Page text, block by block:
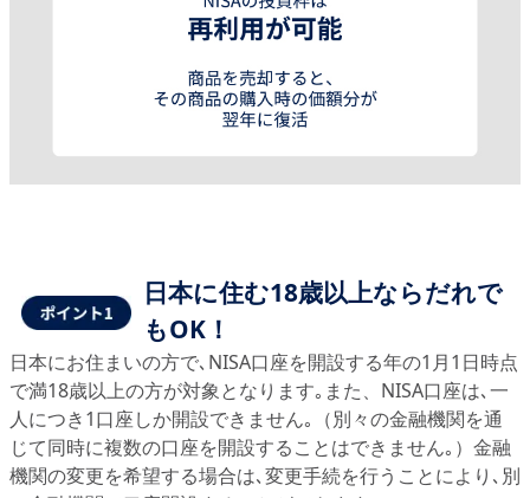
日本に住む18歳以上ならだれで
もOK！
日本にお住まいの方で､NISA口座を開設する年の1月1日時点
で満18歳以上の方が対象となります｡また、NISA口座は､一
人につき1口座しか開設できません｡（別々の金融機関を通
じて同時に複数の口座を開設することはできません｡）金融
機関の変更を希望する場合は､変更手続を行うことにより､別